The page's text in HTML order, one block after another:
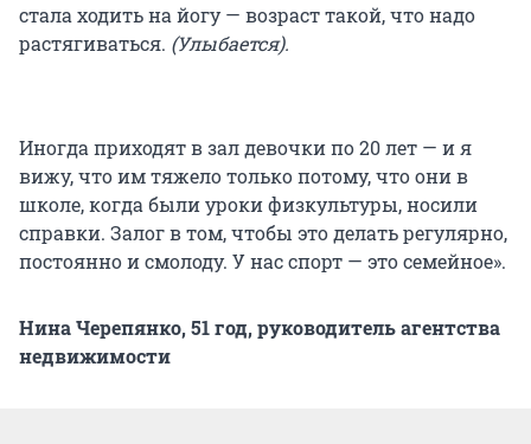
стала ходить на йогу — возраст такой, что надо
растягиваться. (Улыбается).
Иногда приходят в зал девочки по 20 лет — и я
вижу, что им тяжело только потому, что они в
школе, когда были уроки физкультуры, носили
справки. Залог в том, чтобы это делать регулярно,
постоянно и смолоду. У нас спорт — это семейное».
Нина Черепянко, 51 год, руководитель агентства
недвижимости